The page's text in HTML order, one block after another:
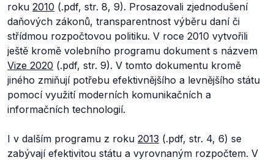
roku 2010 (.pdf, str. 8, 9). Prosazovali zjednodušení
daňových zákonů, transparentnost výběru daní či
střídmou rozpočtovou politiku. V roce 2010 vytvořili
ještě kromě volebního programu dokument s názvem
Vize 2020 (.pdf, str. 9). V tomto dokumentu kromě
jiného zmiňují potřebu efektivnějšího a levnějšího státu
pomocí využití moderních komunikačních a
informačních technologií.
I v dalším programu z roku 2013 (.pdf, str. 4, 6) se
zabývají efektivitou státu a vyrovnaným rozpočtem. V